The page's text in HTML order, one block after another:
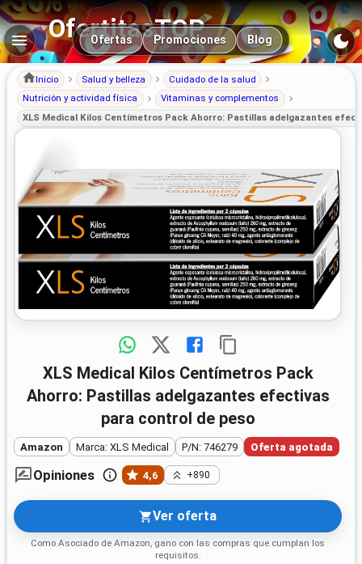
OfertitasTOP
Navegación principal
Ofertas Promociones Blog
Inicio Salud y belleza
Cuidado de la salud
Nutrición y actividad física
Vitaminas y complementos
XLS Medical Kilos Centímetros Pack Ahorro: Pastillas adelgazantes
XLS Medical Kilos Centímetros Pack
Ahorro: Pastillas adelgazantes efectivas
para control de peso
Amazon Marca: XLS Medical P/N: 746279 Oferta agotada
Opiniones 4,6 +890
Ver oferta
Como Asociado de Amazon, gano con las compras que cumplan los
requisitos.